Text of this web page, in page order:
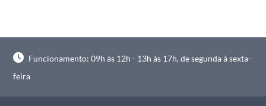
Funcionamento: 09h às 12h - 13h às 17h, de segunda à sexta-
feira